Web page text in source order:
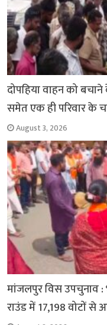
दोपहिया वाहन को
समेत एक ही परिवार के
August 3, 2026
मांजलपुर विस उपचुनाव :
राउंड में 17,198 वोटों से